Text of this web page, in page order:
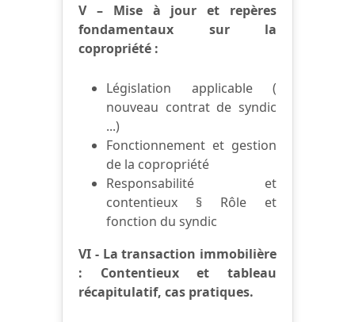
V – Mise à jour et repères
fondamentaux sur la
copropriété :
Législation applicable (
nouveau contrat de syndic
...)
Fonctionnement et gestion
de la copropriété
Responsabilité et
contentieux § Rôle et
fonction du syndic
VI - La transaction immobilière
: Contentieux et tableau
récapitulatif, cas pratiques.